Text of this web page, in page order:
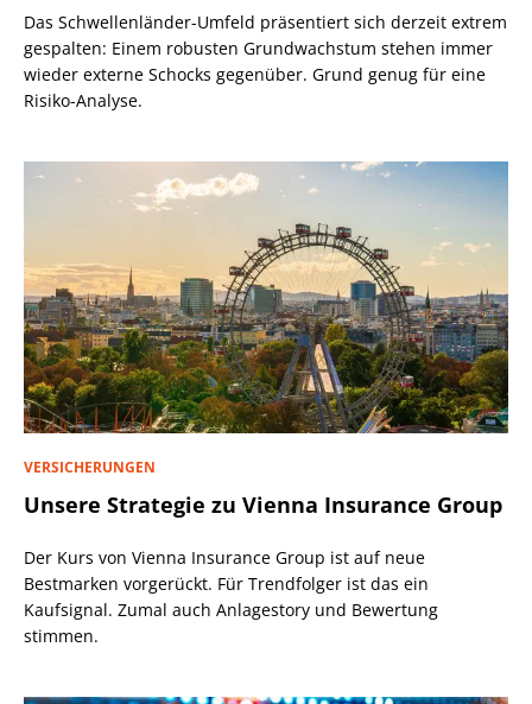
Das Schwellenländer-Umfeld präsentiert sich derzeit extrem
gespalten: Einem robusten Grundwachstum stehen immer
wieder externe Schocks gegenüber. Grund genug für eine
Risiko-Analyse.
VERSICHERUNGEN
Unsere Strategie zu Vienna Insurance Group
Der Kurs von Vienna Insurance Group ist auf neue
Bestmarken vorgerückt. Für Trendfolger ist das ein
Kaufsignal. Zumal auch Anlagestory und Bewertung
stimmen.